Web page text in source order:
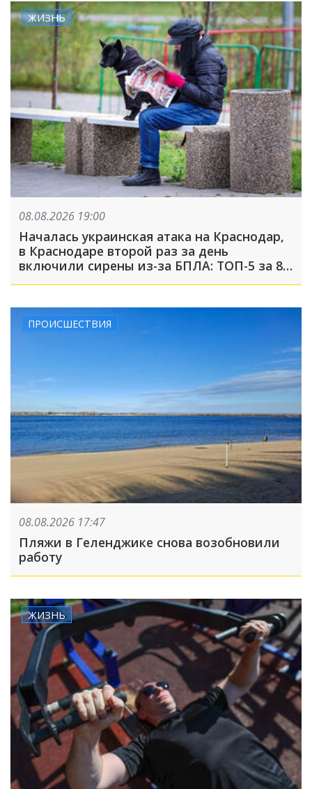
ЖИЗНЬ
08.08.2026 19:00
Началась украинская атака на Краснодар,
в Краснодаре второй раз за день
включили сирены из-за БПЛА: ТОП-5 за 8
ПРОИСШЕСТВИЯ
08.08.2026 17:47
Пляжи в Геленджике снова возобновили
работу
ЖИЗНЬ